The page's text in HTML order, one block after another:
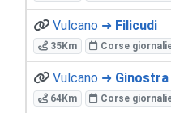
Vulcano ➜ Filicudi
35Km Corse
Vulcano ➜ Ginostra
64Km Corse